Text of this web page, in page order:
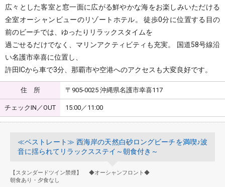
広々とした客室と窓一面に広がる鮮やかな海をお楽しみいただける
全室オーシャンビューのリゾートホテル。 徒歩0分に位置する目の
前のビーチでは、ゆったりリラックスタイムを
過ごせるだけでなく、マリンアクティビティも充実。 国道58号線沿
い名護市幸喜に位置し、
許田ICから車で3分、那覇市や空港へのアクセスも大変良好です。
住 所 〒905-0025 沖縄県名護市幸喜117
チェックIN／OUT 15:00／11:00
≪ベストレート≫ 西海岸の天然白砂ロングビーチを満喫♪波
音に揺られてリラックスステイ～朝食付き～
【スタンダードツイン禁煙】 ◆オーシャンフロント◆
朝食あり・夕食なし